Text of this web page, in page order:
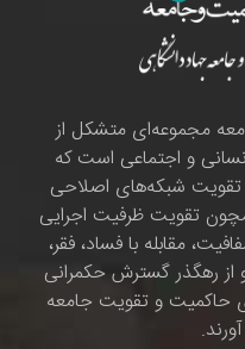
مجموعه‌ای متشکل از
و اجتماعی است که
تقویت شبکه‌های اصلاحی
تقویت ظرفیت اجرایی
مقابله با فساد، فقر،
و از رهگذر گسترش حکمرانی
حاکمیت و تقویت جامعه